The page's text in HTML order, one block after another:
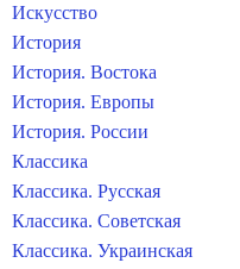
Искусство
История
История. Востока
История. Европы
История. России
Классика
Классика. Русская
Классика. Советская
Классика. Украинская